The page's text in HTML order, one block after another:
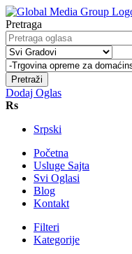
Pretraga
Pretraži
Dodaj Oglas
Rs
Srpski
Početna
Usluge Sajta
Svi Oglasi
Blog
Kontakt
Filteri
Kategorije